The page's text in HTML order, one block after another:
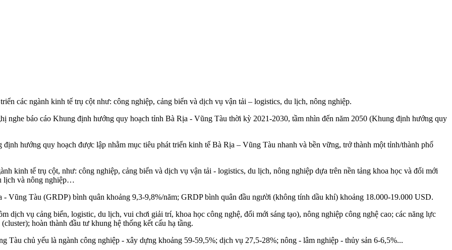
các ngành kinh tế trụ cột như: công nghiệp, cảng biển và dịch vụ vận tải – logistics, du lịch, nông nghiệp.
nghe báo cáo Khung định hướng quy hoạch tỉnh Bà Rịa - Vũng Tàu thời kỳ 2021-2030, tầm nhìn đến năm 2050 (Khung định hướng quy
hướng quy hoạch được lập nhằm mục tiêu phát triển kinh tế Bà Rịa – Vũng Tàu nhanh và bền vững, trở thành một tỉnh/thành phố
kinh tế trụ cột, như: công nghiệp, cảng biển và dịch vụ vận tải - logistics, du lịch, nông nghiệp dựa trên nền tảng khoa học và đổi mới
lịch và nông nghiệp…
- Vũng Tàu (GRDP) bình quân khoảng 9,3-9,8%/năm; GRDP bình quân đầu người (không tính dầu khí) khoảng 18.000-19.000 USD.
dịch vụ cảng biển, logistic, du lịch, vui chơi giải trí, khoa học công nghệ, đổi mới sáng tạo), nông nghiệp công nghệ cao; các năng lực
hoàn thành đầu tư khung hệ thống kết cấu hạ tầng.
Tàu chủ yếu là ngành công nghiệp - xây dựng khoảng 59-59,5%; dịch vụ 27,5-28%; nông - lâm nghiệp - thủy sản 6-6,5%...